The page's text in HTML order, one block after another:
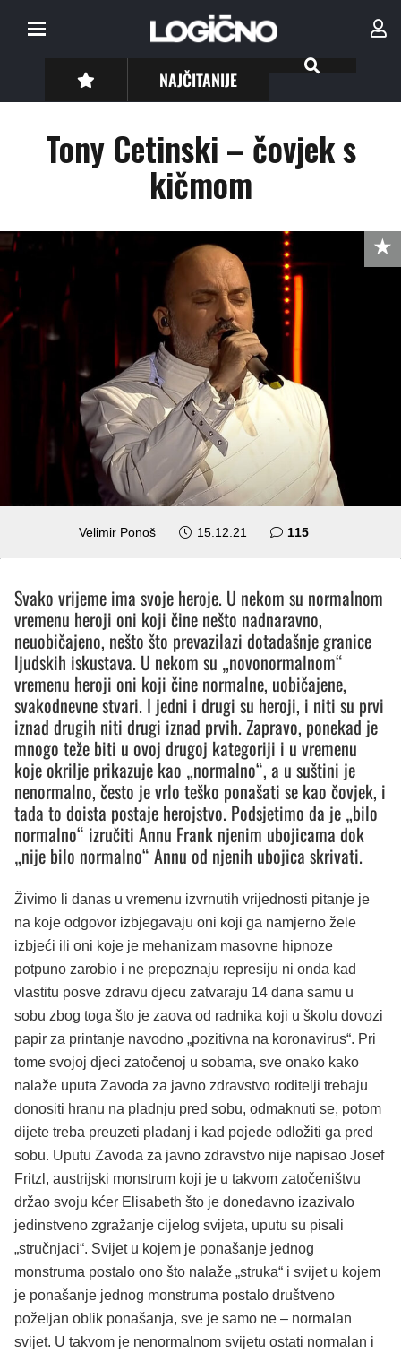
NAJČITANIJE
Tony Cetinski – čovjek s
kičmom
Velimir Ponoš 15.12.21 115komentara
Svako vrijeme ima svoje heroje. U nekom su normalnom
vremenu heroji oni koji čine nešto nadnaravno,
neuobičajeno, nešto što prevazilazi dotadašnje granice
ljudskih iskustava. U nekom su „novonormalnom“
vremenu heroji oni koji čine normalne, uobičajene,
svakodnevne stvari. I jedni i drugi su heroji, i niti su prvi
iznad drugih niti drugi iznad prvih. Zapravo, ponekad je
mnogo teže biti u ovoj drugoj kategoriji i u vremenu
koje okrilje prikazuje kao „normalno“, a u suštini je
nenormalno, često je vrlo teško ponašati se kao čovjek, i
tada to doista postaje herojstvo. Podsjetimo da je „bilo
normalno“ izručiti Annu Frank njenim ubojicama dok
„nije bilo normalno“ Annu od njenih ubojica skrivati.
Živimo li danas u vremenu izvrnutih vrijednosti pitanje je
na koje odgovor izbjegavaju oni koji ga namjerno žele
izbjeći ili oni koje je mehanizam masovne hipnoze
potpuno zarobio i ne prepoznaju represiju ni onda kad
vlastitu posve zdravu djecu zatvaraju 14 dana samu u
sobu zbog toga što je zaova od radnika koji u školu dovozi
papir za printanje navodno „pozitivna na koronavirus“. Pri
tome svojoj djeci zatočenoj u sobama, sve onako kako
nalaže uputa Zavoda za javno zdravstvo roditelji trebaju
donositi hranu na pladnju pred sobu, odmaknuti se, potom
dijete treba preuzeti pladanj i kad pojede odložiti ga pred
sobu. Uputu Zavoda za javno zdravstvo nije napisao Josef
Fritzl, austrijski monstrum koji je u takvom zatočeništvu
držao svoju kćer Elisabeth što je donedavno izazivalo
jedinstveno zgražanje cijelog svijeta, uputu su pisali
„stručnjaci“. Svijet u kojem je ponašanje jednog
monstruma postalo ono što nalaže „struka“ i svijet u kojem
je ponašanje jednog monstruma postalo društveno
poželjan oblik ponašanja, sve je samo ne – normalan
svijet. U takvom je nenormalnom svijetu ostati normalan i